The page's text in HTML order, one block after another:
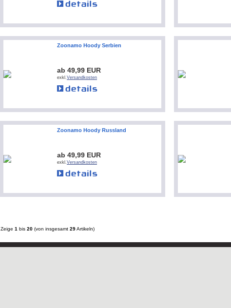
Zoonamo Hoody Serbien
ab 49,99 EUR
exkl.Versandkosten
Zoonamo Hoody Russland
ab 49,99 EUR
exkl.Versandkosten
Zeige 1 bis 20 (von insgesamt 29Artikeln)